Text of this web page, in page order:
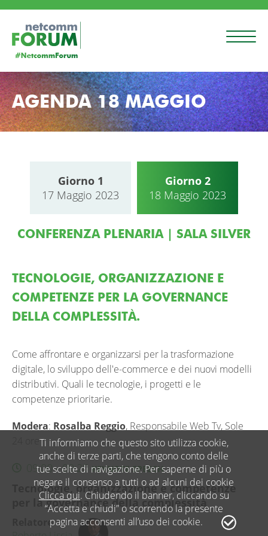
AGENDA 18 MAGGIO
Giorno 1
17 Maggio 2023
Giorno 2
18 Maggio 2023
CONFERENZA PLENARIA | SALA SILVER
TECNOLOGIE, ORGANIZZAZIONE E
COMPETENZE PER LA GOVERNANCE
DELLA COMPLESSITÀ.
Come affrontare e organizzarsi per la trasformazione
digitale, lo sviluppo dell'e-commerce e dei nuovi modelli
distributivi. Quali le tecnologie, i progetti e le
competenze prioritarie.
Modera: Rosalba Reggio, Responsabile Web Tv, Sole
09:00 - 09:20 KEYNOTE SPEECH
Tecnologie, organizzazione e competenze
per la governance della complessità
Relatore
Ti informiamo che questo sito utilizza cookie,
anche di terze parti, che tengono conto delle
tue scelte di navigazione. Per saperne di più o
negare il consenso a tutti o ad alcuni dei cookie
Clicca qui. Chiudendo il banner, cliccando su
“Accetta e chiudi” o scorrendo la presente
pagina acconsenti all’uso dei cookie.